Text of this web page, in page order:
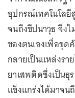
อุปกรณ์เทคโนโล
จนถึงขีปนาวุธ จึง
ของตนเองเพื่อขุ
กลายเป็นแหล่งรา
ยาเสพติดซึ่งเป็นธุ
แข็งแกร่งได้มาจน